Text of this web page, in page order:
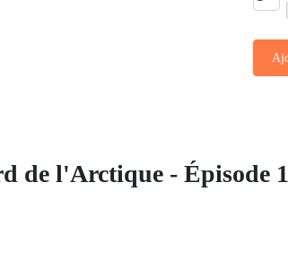
de l'Arctique - Épisode